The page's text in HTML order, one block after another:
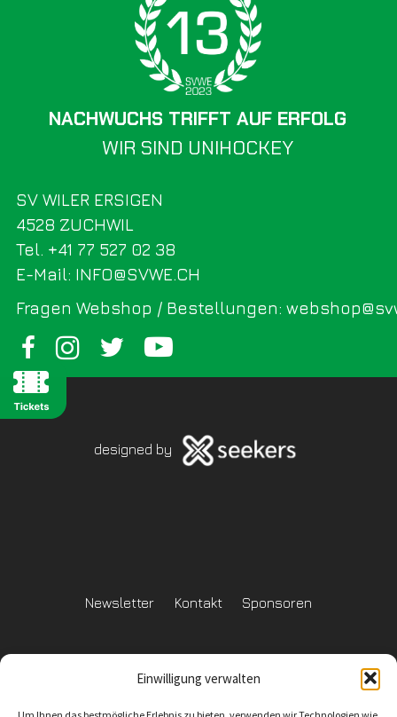
Einwilligung verwalten
SV WILER ERSIGEN
Fragen Webshop / Bestellungen:
4528 ZUCHWIL
Tel. +41 77 527 02 38
E-Mail: INFO@SVWE.CH
WIR SIND UNIHOCKEY
NACHWUCHS TRIFFT AUF ERFOLG
designed by
Newsletter Kontakt Sponsoren